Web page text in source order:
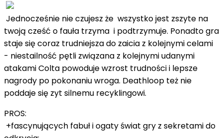
Jednocześnie nie czujesz że wszystko jest zszyte na
twoją cześć o fauła trzyma i podtrzymuje. Ponadto gra
staje się coraz trudniejsza do zaicia z kolejnymi celami
- niestailność pętli związana z kolejnymi udanymi
atakami Colta powoduje wzrost trudności i lepsze
nagrody po pokonaniu wroga. Deathloop też nie
poddaje się zyt silnemu recyklingowi.
PROS:
+fascynujących fabuł i ogaty świat gry z sekretami do